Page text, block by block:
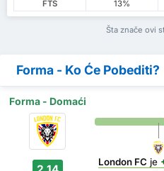
FTS
13%
Šta znače ovi
Forma - Ko Će Pobediti?
Forma - Domaći
London FC je